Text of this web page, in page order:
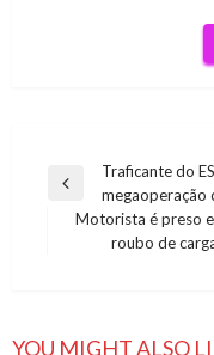
Navegação
Previous
Post
Traficante do
megaoperação
Motorista é preso
roubo de
YOU MIGHT ALSO